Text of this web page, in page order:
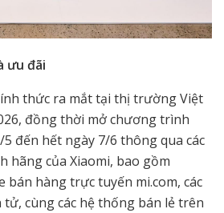
ưu đãi
thức ra mắt tại thị trường Việt
đồng thời mở chương trình
đến hết ngày 7/6 thông qua các
hãng của Xiaomi, bao gồm
bán hàng trực tuyến mi.com, các
cùng các hệ thống bán lẻ trên